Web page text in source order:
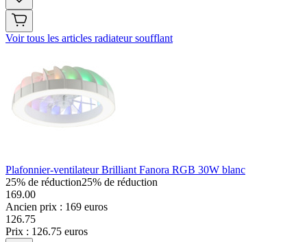
Voir tous les articles radiateur soufflant
Plafonnier-ventilateur Brilliant Fanora RGB 30W blanc
25% de réduction25% de réduction
169.00
Ancien prix : 169 euros
126.75
Prix : 126.75 euros